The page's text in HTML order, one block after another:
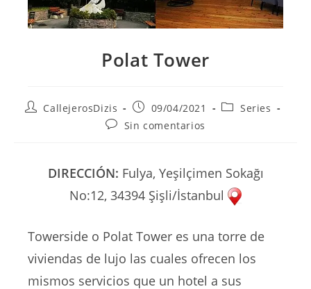
Polat Tower
AutorCallejerosDizis
Publicación
la
09/04/2021
Categoría
Series
Comentarios
Sin comentarios
DIRECCIÓN: Fulya, Yeşilçimen Sokağı
No:12, 34394 Şişli/İstanbul
Towerside o Polat Tower es una torre de
viviendas de lujo las cuales ofrecen los
mismos servicios que un hotel a sus